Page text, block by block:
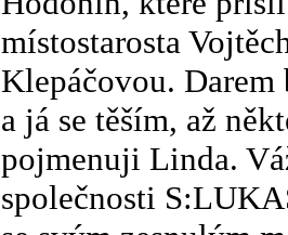
místostarosta
Klepáčovou.
a já se těším, až
pojmenuji Linda.
společnosti